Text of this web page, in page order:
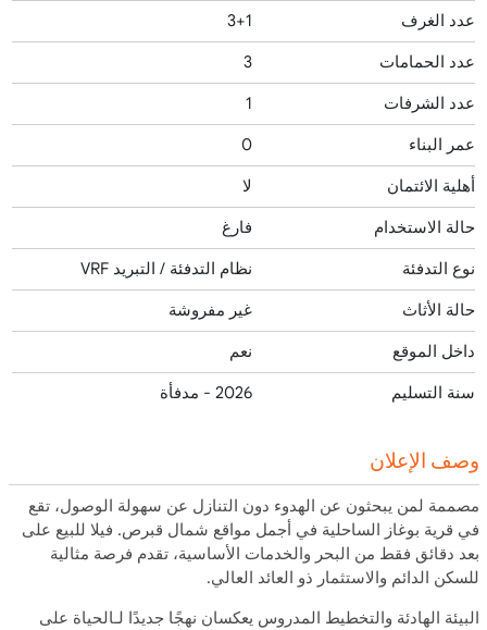
عدد الغرف 3+1
عدد الحمامات 3
عدد الشرفات 1
عمر البناء 0
أهلية الائتمان لا
حالة الاستخدام فارغ
نوع التدفئة نظام التدفئة / التبريد VRF
حالة الأثاث غير مفروشة
داخل الموقع نعم
سنة التسليم 2026 - مدفأة
وصف الإعلان
مصممة لمن يبحثون عن الهدوء دون التنازل عن سهولة الوصول، تقع
في قرية بوغاز الساحلية في أجمل مواقع شمال قبرص. فيلا للبيععلى
بعد دقائق فقط من البحر والخدمات الأساسية، تقدم فرصة مثالية
للسكن الدائم والاستثمار ذو العائد العالي.
البيئة الهادئة والتخطيط المدروس يعكسان نهجًا جديدًا لـالحياة على